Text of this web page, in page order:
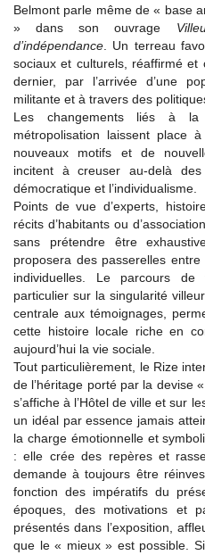
Belmont parle même de « base
» dans son ouvrage
d’indépendance . Un terreau
sociaux et culturels, réaffirmé
dernier, par l’arrivée d’une
militante et à travers des
Les changements liés à la
métropolisation laissent place
nouveaux motifs et de
incitent à creuser au-delà
démocratique et l’individualisme.
Points de vue d’experts,
récits d’habitants ou
sans prétendre être
proposera des passerelles
individuelles. Le parcours
particulier sur la singularité
centrale aux témoignages,
cette histoire locale riche en
aujourd’hui la vie sociale.
Tout particulièrement, le Rize
de l’héritage porté par la devise
s’affiche à l’Hôtel de ville et sur
un idéal par essence jamais
la charge émotionnelle et
: elle crée des repères et
demande à toujours être
fonction des impératifs du
époques, des motivations et
présentés dans l’exposition,
que le « mieux » est possible.